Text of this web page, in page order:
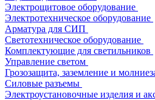
Электрощитовое оборудование
Электротехническое оборудование
Арматура для СИП
Светотехническое оборудование
Комплектующие для светильников
Управление светом
Грозозащита, заземление и
Силовые разъемы
Электроустановочные изделия и